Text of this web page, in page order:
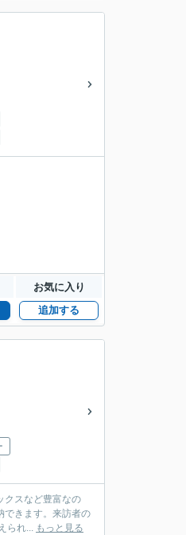
お気に入り
追加する
クスなど豊富なの
できます。来訪者の
られ... もっと見る